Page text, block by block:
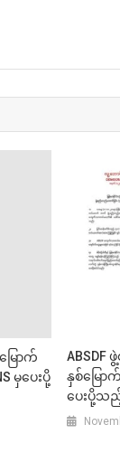
ောက်
မှပေးပို့
ABSDF
နှစ်မြေ
ပေးပို့